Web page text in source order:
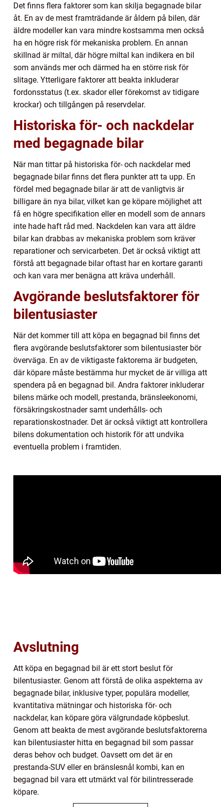
Det finns flera faktorer som kan skilja begagnade bilar
åt. En av de mest framträdande är åldern på bilen, där
äldre modeller kan vara mindre kostsamma men också
ha en högre risk för mekaniska problem. En annan
skillnad är miltal, där högre miltal kan indikera en bil
som används mer och därmed ha en större risk för
slitage. Ytterligare faktorer att beakta inkluderar
fordonsstatus (t.ex. skador eller förekomst av tidigare
krockar) och tillgången på reservdelar.
Historiska för- och nackdelar
med begagnade bilar
När man tittar på historiska för- och nackdelar med
begagnade bilar finns det flera punkter att ta upp. En
fördel med begagnade bilar är att de vanligtvis är
billigare än nya bilar, vilket kan ge köpare möjlighet att
få en högre specifikation eller en modell som de annars
inte hade haft råd med. Nackdelen kan vara att äldre
bilar kan drabbas av mekaniska problem som kräver
reparationer och servicarbeten. Det är också viktigt att
förstå att begagnade bilar oftast har en kortare garanti
och kan vara mer benägna att kräva underhåll.
Avgörande beslutsfaktorer för
bilentusiaster
När det kommer till att köpa en begagnad bil finns det
flera avgörande beslutsfaktorer som bilentusiaster bör
överväga. En av de viktigaste faktorerna är budgeten,
där köpare måste bestämma hur mycket de är villiga att
spendera på en begagnad bil. Andra faktorer inkluderar
bilens märke och modell, prestanda, bränsleekonomi,
försäkringskostnader samt underhålls- och
reparationskostnader. Det är också viktigt att kontrollera
bilens dokumentation och historik för att undvika
eventuella problem i framtiden.
Avslutning
Att köpa en begagnad bil är ett stort beslut för
bilentusiaster. Genom att förstå de olika aspekterna av
begagnade bilar, inklusive typer, populära modeller,
kvantitativa mätningar och historiska för- och
nackdelar, kan köpare göra välgrundade köpbeslut.
Genom att beakta de mest avgörande beslutsfaktorerna
kan bilentusiaster hitta en begagnad bil som passar
deras behov och budget. Oavsett om det är en
prestanda-SUV eller en bränslesnål kombi, kan en
begagnad bil vara ett utmärkt val för bilintresserade
köpare.